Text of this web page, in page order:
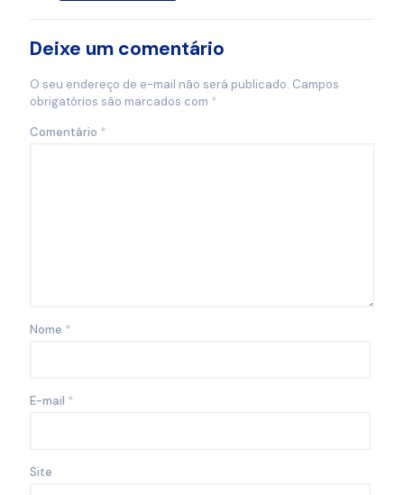
Deixe um comentário
O seu endereço de e-mail não será publicado. Campos
obrigatórios são marcados com *
Comentário *
Nome *
E-mail *
Site